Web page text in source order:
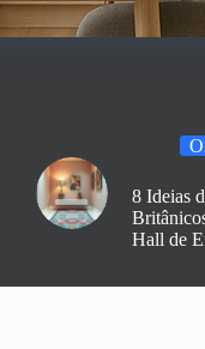
8 Ideias
Hall de